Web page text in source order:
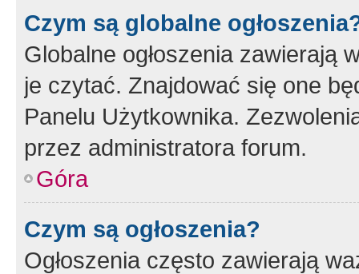
Czym są globalne
Globalne ogłoszenia zawierają
je czytać. Znajdować się one
Panelu Użytkownika.
przez administratora forum.
Góra
Czym są ogłoszenia?
Ogłoszenia często zawierają